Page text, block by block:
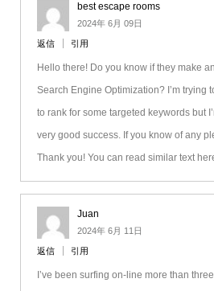
best escape rooms
2024年 6月 09日
返信 引用
Hello there! Do you know if they make
Search Engine Optimization? I’m trying
to rank for some targeted keywords but
very good success. If you know of any
Thank you! You can read similar text
Juan
2024年 6月 11日
返信 引用
I’ve been surfing on-line more than